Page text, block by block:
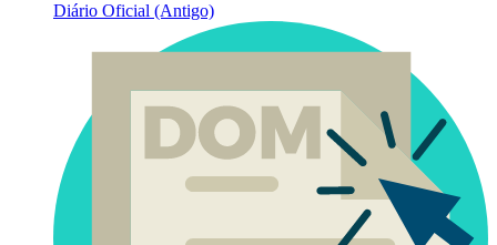
Diário Oficial (Antigo)